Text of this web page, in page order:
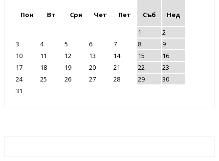
Пон Вт Сря Чет Пет Съб
Нед
1
2
3
4 5 6 7 8
9
10
11 12 13 14 15
16
17
18 19 20 21 22
23
24
25 26 27 28 29
30
31